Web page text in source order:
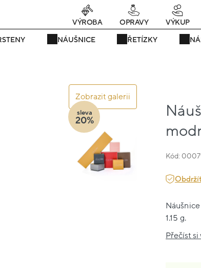
teď! - 20 % na vše! Kód: SRPEN20 25 dní : 16h :
NÁUŠNICE ŘETÍZKY
VÝROBA OPRAVY VÝKUP
Zobrazit galerii
Kód:
sleva
20%
1.15 g.
Přečíst si